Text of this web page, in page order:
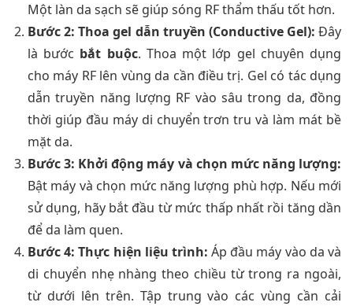
Một làn da sạch sẽ giúp sóng RF thẩm thấu tốt hơn.
Bước 2: Thoa gel dẫn truyền (Conductive Gel): Đây
là bước bắt buộc. Thoa một lớp gel chuyên dụng
cho máy RF lên vùng da cần điều trị. Gel có tác dụng
dẫn truyền năng lượng RF vào sâu trong da, đồng
thời giúp đầu máy di chuyển trơn tru và làm mát bề
mặt da.
Bước 3: Khởi động máy và chọn mức năng lượng:
Bật máy và chọn mức năng lượng phù hợp. Nếu mới
sử dụng, hãy bắt đầu từ mức thấp nhất rồi tăng dần
để da làm quen.
Bước 4: Thực hiện liệu trình: Áp đầu máy vào da và
di chuyển nhẹ nhàng theo chiều từ trong ra ngoài,
từ dưới lên trên. Tập trung vào các vùng cần cải